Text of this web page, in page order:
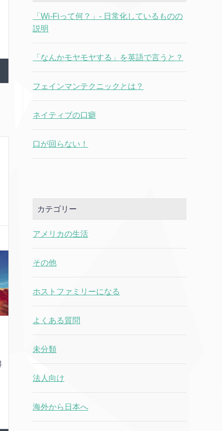
「Wi-Fiって何？」- 日常化しているものの
説明
「なんかモヤモヤする」を英語で言うと？
フェインマンテクニックとは？
ネイティブの口癖
口が回らない！
カテゴリー
アメリカの生活
その他
ホストファミリーになる
よくある質問
未分類
法人向け
海外から日本へ